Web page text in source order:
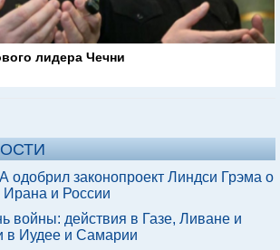
лидера Чечни
законопроект Линдси Грэма о
Ирана и России
войны: действия в Газе, Ливане и
в Иудее и Самарии